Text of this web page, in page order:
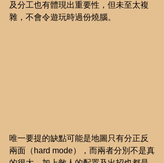
及分工也有體現出重要性，但未至太複
雜，不會令遊玩時過份燒腦。
唯一要提的缺點可能是地圖只有分正反
兩面（hard mode），而兩者分別不是真